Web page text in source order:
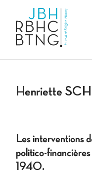
Henriette
Les interventions
politico-
1940.